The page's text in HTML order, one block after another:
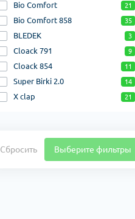
Bio Comfort 21
Bio Comfort 858 35
BLEDEK 3
Cloack 791 9
Cloack 854 11
Super Birki 2.0 14
X clap 21
Сбросить Выберите фильтры